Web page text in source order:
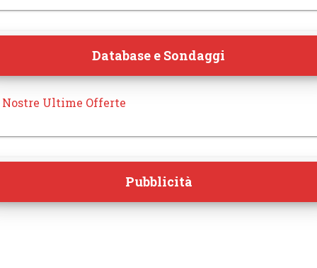
Database e Sondaggi
Nostre Ultime Offerte
Pubblicità